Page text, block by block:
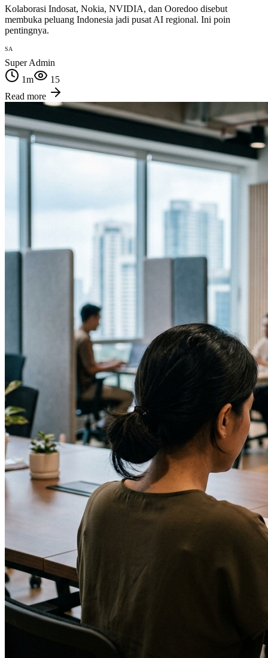
Kolaborasi Indosat, Nokia, NVIDIA, dan Ooredoo disebut
membuka peluang Indonesia jadi pusat AI regional. Ini poin
pentingnya.
SA
Super Admin
1m
15
Read more